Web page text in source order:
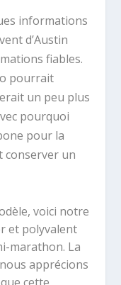
informations
d’Austin
fiables.
pourrait
un peu plus
pourquoi
pour la
conserver un
voici notre
et polyvalent
marathon. La
apprécions